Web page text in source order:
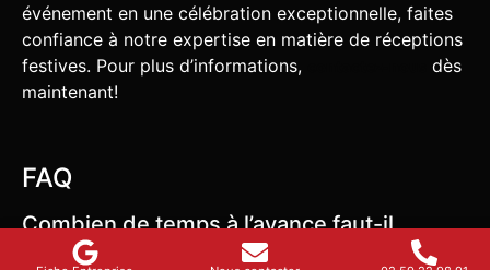
événement en une célébration exceptionnelle, faites
confiance à notre expertise en matière de réceptions
festives. Pour plus d’informations,
dès
maintenant!
FAQ
Combien de temps à l’avance faut-il
réserver un traiteur pour un anniversaire ?